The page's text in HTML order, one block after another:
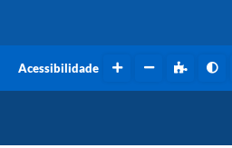
Acessibilidade